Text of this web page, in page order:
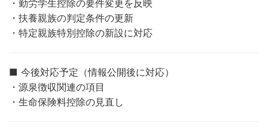
・勤労学生控除の要件変更を反映
・扶養親族の判定条件の更新
・特定親族特別控除の新設に対応
■ 今後対応予定（情報公開後に対応）
・源泉徴収関連の項目
・生命保険料控除の見直し